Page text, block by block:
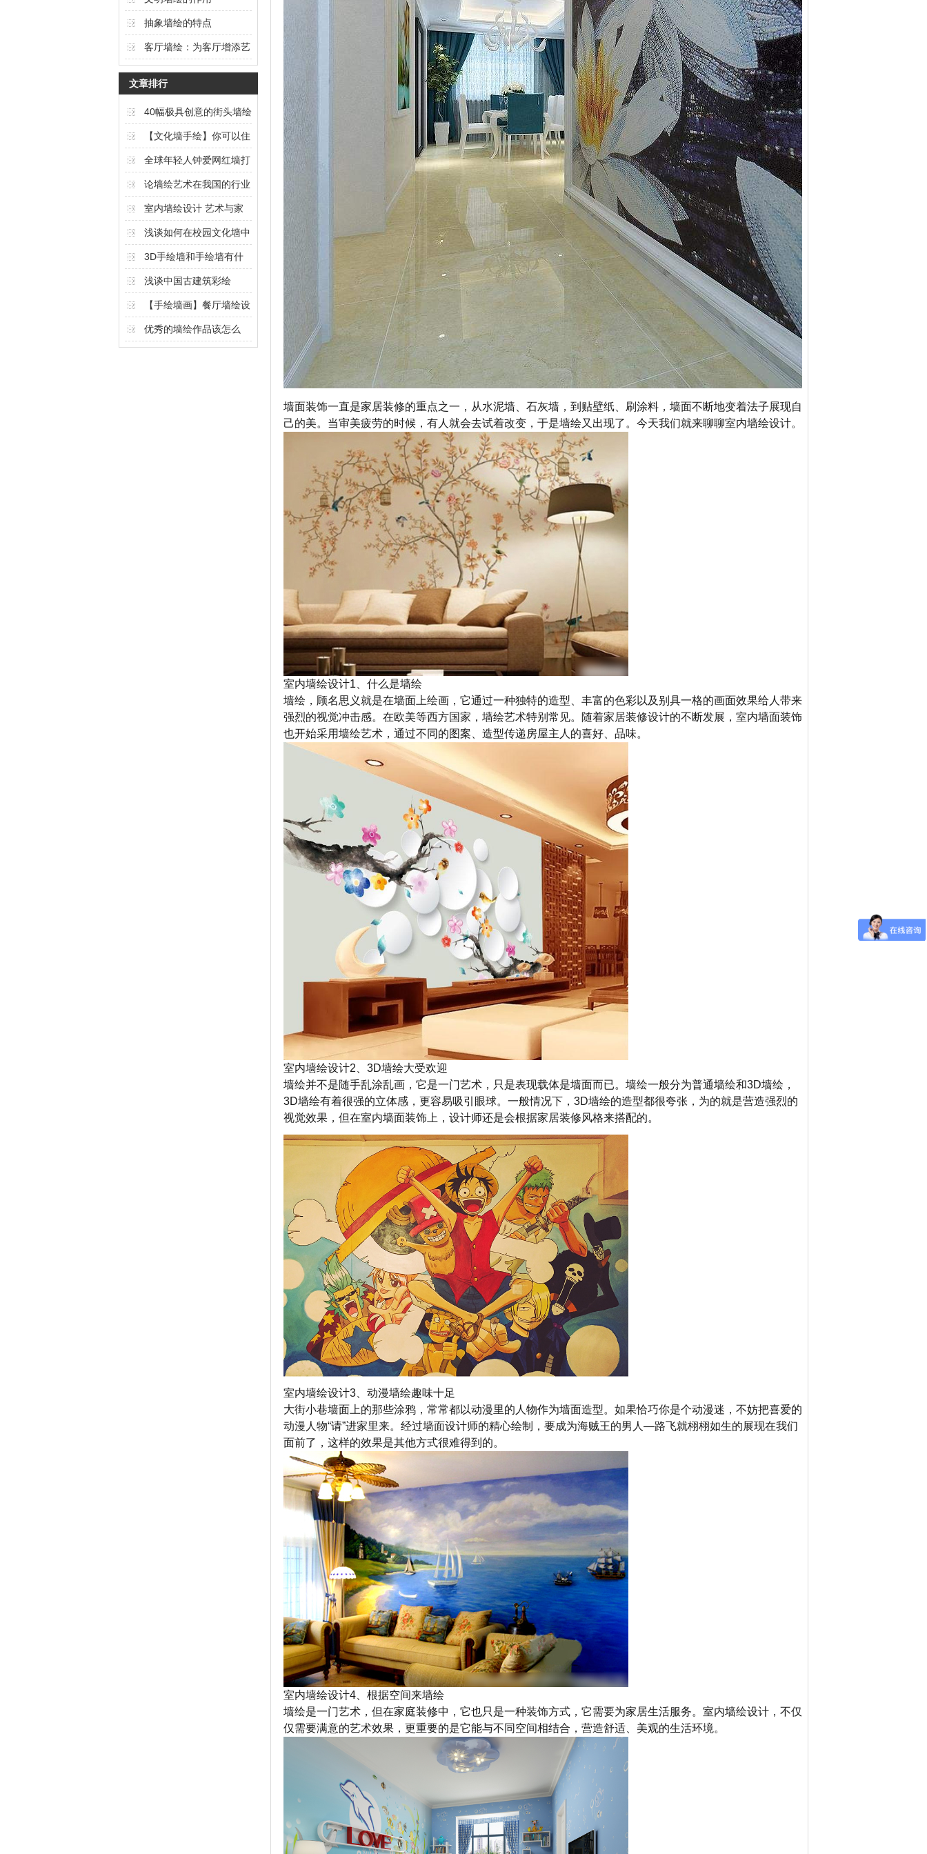
抽象墙绘的特点
客厅墙绘：为客厅增添艺
术氛围的独特选择
文章排行
40幅极具创意的街头墙绘
艺术作品欣赏（上篇）
【文化墙手绘】你可以住
在任何想要的风景里
全球年轻人钟爱网红墙打
卡
论墙绘艺术在我国的行业
现状与发展
室内墙绘设计 艺术与家
居的完美结合
浅谈如何在校园文化墙中
体现校园文化内涵
3D手绘墙和手绘墙有什
么区别
浅谈中国古建筑彩绘
【手绘墙画】餐厅墙绘设
计奥秘
优秀的墙绘作品该怎么
墙面装饰一直是家居装修的重点之一，从水泥墙、石灰墙，到贴壁纸、刷涂料，墙面不断地变着法子展现自
己的美。当审美疲劳的时候，有人就会去试着改变，于是墙绘又出现了。今天我们就来聊聊室内墙绘设计。
室内墙绘设计1、什么是墙绘
墙绘，顾名思义就是在墙面上绘画，它通过一种独特的造型、丰富的色彩以及别具一格的画面效果给人带来
强烈的视觉冲击感。在欧美等西方国家，墙绘艺术特别常见。随着家居装修设计的不断发展，室内墙面装饰
也开始采用墙绘艺术，通过不同的图案、造型传递房屋主人的喜好、品味。
室内墙绘设计2、3D墙绘大受欢迎
墙绘并不是随手乱涂乱画，它是一门艺术，只是表现载体是墙面而已。墙绘一般分为普通墙绘和3D墙绘，
3D墙绘有着很强的立体感，更容易吸引眼球。一般情况下，3D墙绘的造型都很夸张，为的就是营造强烈的
视觉效果，但在室内墙面装饰上，设计师还是会根据家居装修风格来搭配的。
室内墙绘设计3、动漫墙绘趣味十足
大街小巷墙面上的那些涂鸦，常常都以动漫里的人物作为墙面造型。如果恰巧你是个动漫迷，不妨把喜爱的
动漫人物“请”进家里来。经过墙面设计师的精心绘制，要成为海贼王的男人—路飞就栩栩如生的展现在我们
面前了，这样的效果是其他方式很难得到的。
室内墙绘设计4、根据空间来墙绘
墙绘是一门艺术，但在家庭装修中，它也只是一种装饰方式，它需要为家居生活服务。室内墙绘设计，不仅
仅需要满意的艺术效果，更重要的是它能与不同空间相结合，营造舒适、美观的生活环境。